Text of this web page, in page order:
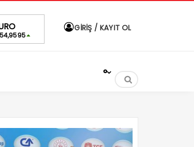
ALTIN
%0,00 6,495,97
BIST
1.690,69
DOLAR
GİRİŞ / KAYIT OL
°